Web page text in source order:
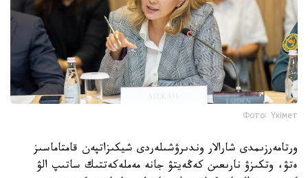
Фото: Үкімет
ورتامەرزىمدى شارالار وندىرۋشىلەردى شيكىزاتپەن قامتاماسىز
ەتۋ، وتكىزۋ نارىعىن كەڭەيتۋ جانە مەملەكەتتىك ساتىپ الۋ